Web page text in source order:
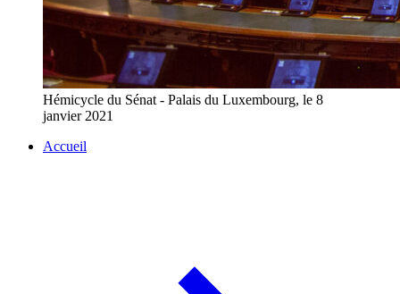
Hémicycle du Sénat - Palais du Luxembourg, le 8
janvier 2021
Accueil